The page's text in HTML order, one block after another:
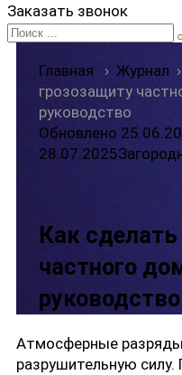
Заказать звонок
Search
Главная
› Журнал ›
грозозащиту
руководство
Обновлено
28.07.2025
Как
частного
руководство
Атмосферные
разрушительную силу.